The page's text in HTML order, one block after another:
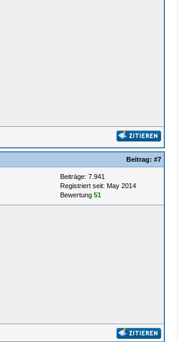
Beitrag: #7
Beiträge: 7.941
Registriert seit: May 2014
Bewertung 51